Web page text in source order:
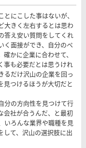
にこした事はないが、
大きく左右するとは思わ
答え安い質問をしてくれ
く面接ができ、自分のペ
かに企業に合わせて、
事も必要だとは思うけれ
るだけ沢山の企業を回っ
見つけるほうが大切だと
分の方向性を見つけて行
会社が合うんだ、と最初
いろんな業界や職種を見
して、沢山の選択肢に出